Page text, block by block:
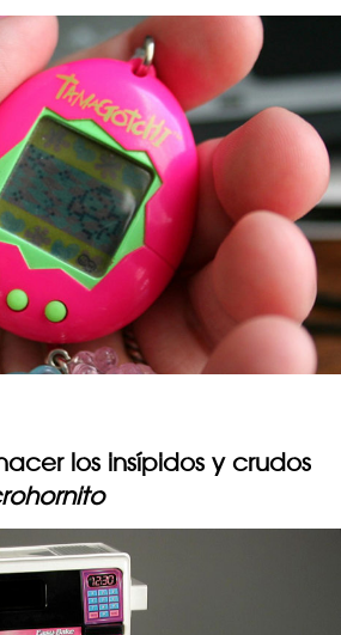
los insípidos y crudos